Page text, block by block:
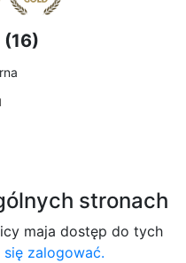
(16)
stronach
maja dostęp do tych
się zalogować.